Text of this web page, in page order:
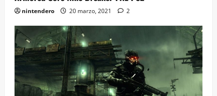
nintendero 20 marzo, 2021 2